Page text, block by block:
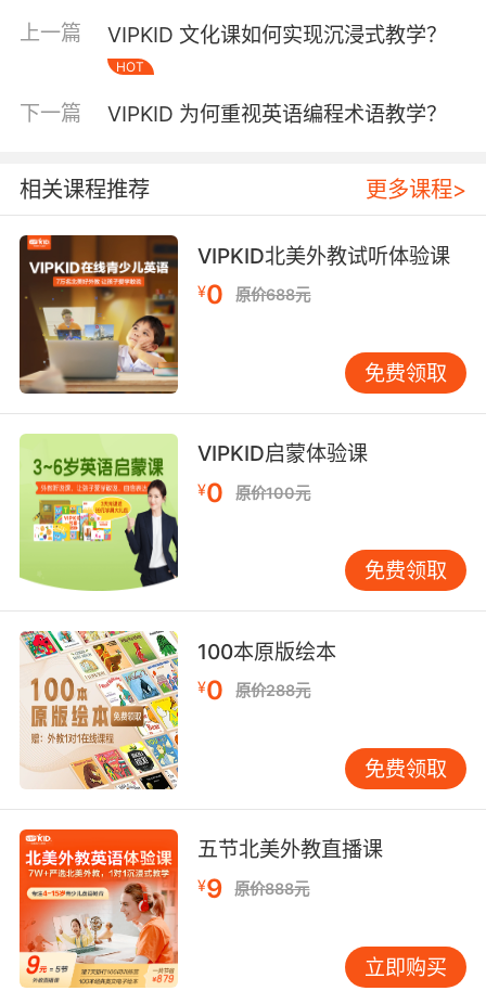
看美国文化部分，课程聚焦于其充满活力与创新
的流行文化。以好莱坞电影产业为例，学员们不
仅观看经典影片，更深入探究电影背后的制作理
念、文化符号以及它如何影响全球娱乐走向。从
早期默片时代的卓别林幽默，到如今特效大片主
义等价值观。同时，美国的街头文化也在课程中
得以呈现，像嘻哈音乐的起源与发展，学员们了
解到它如何从贫民窟的发声逐渐走向世界舞台中
央，成为年轻人表达自我、追求个性的标志。通
过这些，学员们仿佛置身于纽约的繁华街头、洛
杉矶的星光大道，真切感受到美国文化的多元与
奔放，拓宽了对现代流行文化的认知视野。 深度
互动体验，激发学习热情 VIPKID 的文化体验课
绝非单向的知识灌输，而是精心打造了诸多深度
互动环节，让学员们全身心沉浸其中，激发他们
对英语国家文化的浓厚兴趣与探索热情。 在民俗
节庆体验环节，每逢西方重要节日，如圣诞节、
万圣节，学员们会与外教一起全方位感受节日氛
围。圣诞节时，大家亲手装饰圣诞树，挑选寓意
美好的彩球、彩带，外教讲述着圣诞树起源的传
说，从异教徒的冬青树崇拜到如今象征团圆欢乐
的圣诞标志，学员们边听边做，沉浸在欢乐祥和
之中。到了平安夜，还会模拟家庭聚会场景，用
英语交流圣诞祝福、分享礼物，品尝自制的简易
姜饼人，那浓郁的肉桂香气弥漫在虚拟教室，让
学员们跨越重洋，体验到英国家庭圣诞团聚的温
馨。万圣节则充满奇幻色彩，学员们自制南瓜
灯，雕刻出搞怪夸张的表情，外教披上斗篷扮成
女巫，带着学员们玩 “不给糖就捣蛋” 的游戏，用
英语敲门索要糖果，欢笑声此起彼伏。这种身临
其境的互动，让节日文化不再遥远陌生，深深烙
印在学员心中。 情景模拟也是课程的一大亮点。
例如模拟英国的法庭庭审场景，学员们分别扮演
法官、律师、陪审团成员等角色。外教先讲解英
上一篇 VIPKID 文化课如何实现沉浸式教学？
HOT
下一篇 VIPKID 为何重视英语编程术语教学？
相关课程推荐 更多课程>
VIPKID北美外教试听体验课
¥0 原价688元
免费领取
VIPKID启蒙体验课
¥0 原价100元
免费领取
100本原版绘本
¥0 原价288元
免费领取
五节北美外教直播课
¥9 原价888元
立即购买